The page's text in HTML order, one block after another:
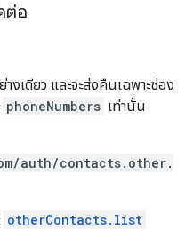
ต่อ
เดียว และจะส่งคืนเฉพาะช่อง
phoneNumbers เท่านั้น
auth/contacts.other.
otherContacts.list